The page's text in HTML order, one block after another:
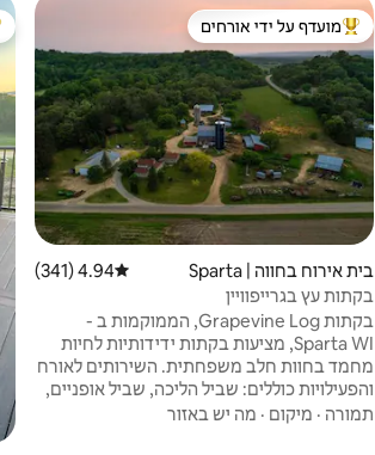
מוביל בקרב נכסים מועדפים על ידי אורחים
מועדף על ידי אורחים
בית אירוח בחווה | Sparta דירוג ממוצע של 4.94 מתוך 5, 341 ביקורות
4.94 (341)
בקתות עץ בגרייפוויין
בקתות Grapevine Log, הממוקמות ב -
Sparta WI, מציעות בקתות ידידותיות לחיות
מחמד בחוות חלב משפחתית. השירותים לאורח
והפעילויות כוללים: שביל הליכה, שביל אופניים,
פרות במרעה, קמינים פנימיים וחיצוניים, גריל
תמורה · מיקום · מה יש באזור